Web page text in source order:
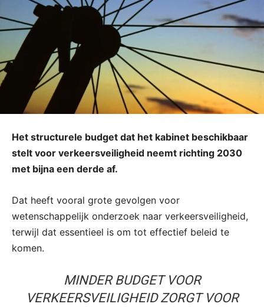
Het structurele budget dat het kabinet beschikbaar
stelt voor verkeersveiligheid neemt richting 2030
met bijna een derde af.
Dat heeft vooral grote gevolgen voor
wetenschappelijk onderzoek naar verkeersveiligheid,
terwijl dat essentieel is om tot effectief beleid te
komen.
MINDER BUDGET VOOR
VERKEERSVEILIGHEID ZORGT VOOR